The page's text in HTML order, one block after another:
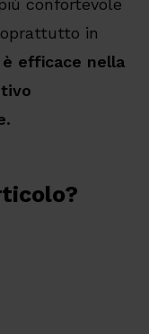
confortevole
in
è efficace nella